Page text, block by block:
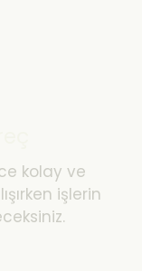
kolay ve
işlerin